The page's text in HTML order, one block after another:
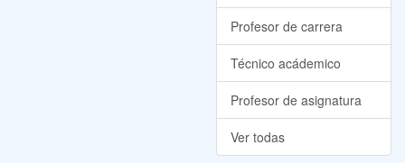
Profesor de carrera
Técnico acádemico
Profesor de asignatura
Ver todas